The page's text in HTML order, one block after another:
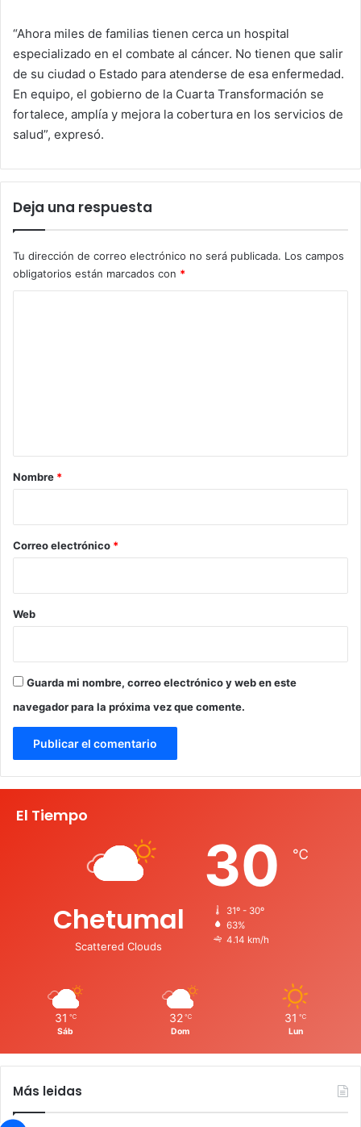
“Ahora miles de familias tienen cerca un hospital
especializado en el combate al cáncer. No tienen que salir
de su ciudad o Estado para atenderse de esa enfermedad.
En equipo, el gobierno de la Cuarta Transformación se
fortalece, amplía y mejora la cobertura en los servicios de
salud”, expresó.
Deja una respuesta
Tu dirección de correo electrónico no será publicada. Los campos
obligatorios están marcados con *
r
*
Nombre *
Correo electrónico *
Web
Guarda mi nombre, correo electrónico y web en este
navegador para la próxima vez que comente.
El Tiempo
Chetumal
Scattered Clouds
30 ℃
31º - 30º
63%
4.14 km/h
31 ℃
Sáb
32 ℃
Dom
31 ℃
Lun
Más leidas